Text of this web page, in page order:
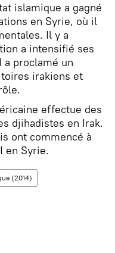
islamique a gagné
en Syrie, où il
Il y a
a intensifié ses
proclamé un
irakiens et
effectue des
djihadistes en Irak.
ont commencé à
en Syrie.
(2014)